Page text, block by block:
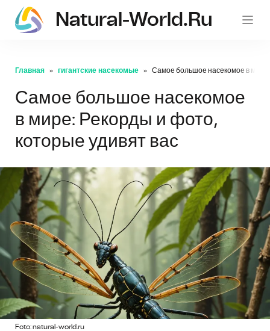
Natural-World.ru
Главная гигантские насекомые Самое большое насекомое в
Самое большое насекомое
в мире: Рекорды и фото,
которые удивят вас
Foto: natural-world.ru